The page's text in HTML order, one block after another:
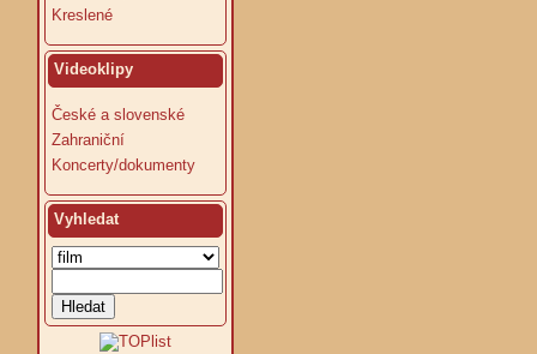
Kreslené
Videoklipy
České a slovenské
Zahraniční
Koncerty/dokumenty
Vyhledat